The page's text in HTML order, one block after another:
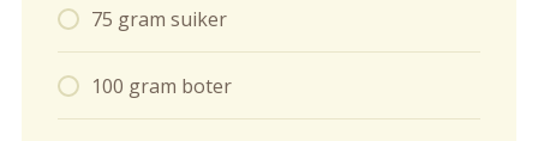
75 gram suiker
100 gram boter